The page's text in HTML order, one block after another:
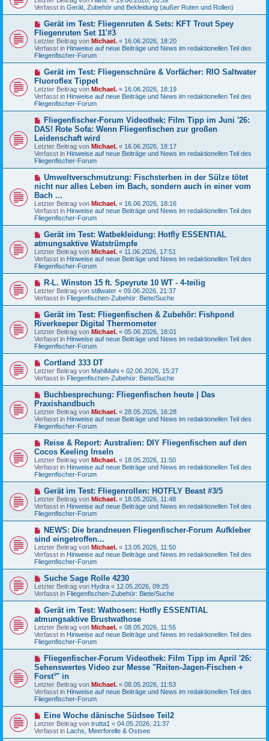
r
a
g
u
e
B
e
i
t
r
a
g
Verfasst in Gerät, Zubehör und Bekleidung (außer Ruten und Rollen)
N
e
u
e
r
B
e
t
r
a
g
Gerät im Test: Fliegenruten & Sets: KFT Trout Spey
Fliegenruten Set 11'#3
Letzter Beitrag von Michael. « 16.06.2026, 18:20
Verfasst in Hinweise auf neue Beiträge und News im redaktionellen Teil des
Fliegenfischer-Forum
N
u
e
r
B
e
t
r
a
g
Gerät im Test: Fliegenschnüre & Vorfächer: RIO Saltwater
Fluoroflex Tippet
Letzter Beitrag von Michael. « 16.06.2026, 18:19
Verfasst in Hinweise auf neue Beiträge und News im redaktionellen Teil des
Fliegenfischer-Forum
N
e
u
e
r
B
e
i
r
a
g
Fliegenfischer-Forum Videothek: Film Tipp im Juni '26:
DAS! Rote Sofa: Wenn Fliegenfischen zur großen
Leidenschaft wird
Letzter Beitrag von Michael. « 16.06.2026, 18:17
Verfasst in Hinweise auf neue Beiträge und News im redaktionellen Teil des
Fliegenfischer-Forum
N
u
e
r
B
e
i
r
a
g
Umweltverschmutzung: Fischsterben in der Sülze tötet
nicht nur alles Leben im Bach, sondern auch in einer vom
Bach ...
Letzter Beitrag von Michael. « 16.06.2026, 18:16
Verfasst in Hinweise auf neue Beiträge und News im redaktionellen Teil des
Fliegenfischer-Forum
N
u
e
r
B
e
t
r
a
g
Gerät im Test: Watbekleidung: Hotfly ESSENTIAL
atmungsaktive Watstrümpfe
Letzter Beitrag von Michael. « 11.06.2026, 17:51
Verfasst in Hinweise auf neue Beiträge und News im redaktionellen Teil des
Fliegenfischer-Forum
N
e
u
e
B
e
i
t
r
a
g
R-L. Winston 15 ft. Speyrute 10 WT - 4-teilig
Letzter Beitrag von stillwater « 09.06.2026, 21:37
Verfasst in Fliegenfischen-Zubehör: Biete/Suche
N
e
u
e
r
B
e
t
r
a
g
Gerät im Test: Fliegenfischen & Zubehör: Fishpond
Riverkeeper Digital Thermometer
Letzter Beitrag von Michael. « 05.06.2026, 18:01
Verfasst in Hinweise auf neue Beiträge und News im redaktionellen Teil des
Fliegenfischer-Forum
N
e
u
e
B
e
i
t
r
a
g
Cortland 333 DT
Letzter Beitrag von MahiMahi « 02.06.2026, 15:27
Verfasst in Fliegenfischen-Zubehör: Biete/Suche
N
u
e
r
B
e
t
r
a
g
Buchbesprechung: Fliegenfischen heute | Das
Praxishandbuch
Letzter Beitrag von Michael. « 28.05.2026, 16:28
Verfasst in Hinweise auf neue Beiträge und News im redaktionellen Teil des
Fliegenfischer-Forum
N
u
e
r
B
e
t
r
a
g
Reise & Report: Australien: DIY Fliegenfischen auf den
Cocos Keeling Inseln
Letzter Beitrag von Michael. « 18.05.2026, 11:50
Verfasst in Hinweise auf neue Beiträge und News im redaktionellen Teil des
Fliegenfischer-Forum
N
e
u
e
r
B
e
i
t
r
a
g
Gerät im Test: Fliegenrollen: HOTFLY Beast #3/5
Letzter Beitrag von Michael. « 18.05.2026, 11:48
Verfasst in Hinweise auf neue Beiträge und News im redaktionellen Teil des
Fliegenfischer-Forum
N
u
e
r
B
e
t
r
a
g
NEWS: Die brandneuen Fliegenfischer-Forum Aufkleber
sind eingetroffen...
Letzter Beitrag von Michael. « 13.05.2026, 11:50
Verfasst in Hinweise auf neue Beiträge und News im redaktionellen Teil des
Fliegenfischer-Forum
N
e
u
e
B
e
i
t
r
a
g
Suche Sage Rolle 4230
Letzter Beitrag von Hydra « 12.05.2026, 09:25
Verfasst in Fliegenfischen-Zubehör: Biete/Suche
N
u
e
r
B
e
t
r
a
g
Gerät im Test: Wathosen: Hotfly ESSENTIAL
atmungsaktive Brustwathose
Letzter Beitrag von Michael. « 08.05.2026, 11:55
Verfasst in Hinweise auf neue Beiträge und News im redaktionellen Teil des
Fliegenfischer-Forum
N
e
u
e
r
B
e
i
r
a
Fliegenfischer-Forum Videothek: Film Tipp im April '26:
Sehenswertes Video zur Messe "Reiten-Jagen-Fischen +
Forst³" in
Letzter Beitrag von Michael. « 08.05.2026, 11:53
Verfasst in Hinweise auf neue Beiträge und News im redaktionellen Teil des
Fliegenfischer-Forum
N
e
u
e
Eine Woche dänische Südsee Teil2
Letzter Beitrag von trutta1 « 04.05.2026, 21:37
Verfasst in Lachs, Meerforelle & Ostsee